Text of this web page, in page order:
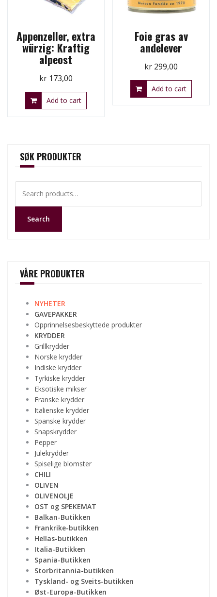
Appenzeller, extra
würzig: Kraftig
alpeost
kr173,00
Add to cart
Foie gras av
andelever
kr 299,00
Add to cart
SØK PRODUKTER
for:
Search
VÅRE PRODUKTER
NYHETER
GAVEPAKKER
Opprinnelsesbeskyttede produkter
KRYDDER
Grillkrydder
Norske krydder
Indiske krydder
Tyrkiske krydder
Eksotiske mikser
Franske krydder
Italienske krydder
Spanske krydder
Snapskrydder
Pepper
Julekrydder
Spiselige blomster
CHILI
OLIVEN
OLIVENOLJE
OST og SPEKEMAT
Balkan-Butikken
Frankrike-butikken
Hellas-butikken
Italia-Butikken
Spania-Butikken
Storbritannia-butikken
Tyskland- og Sveits-butikken
Øst-Europa-Butikken